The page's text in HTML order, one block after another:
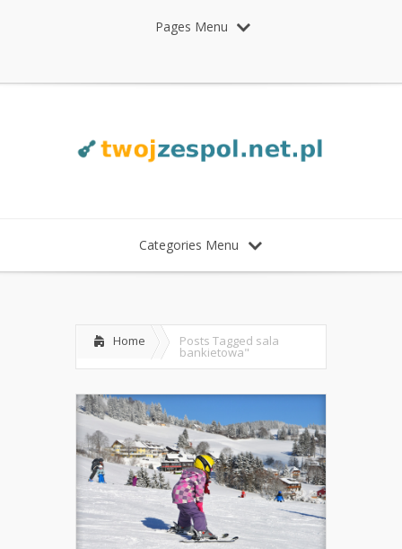
Pages Menu
Categories Menu
Home Posts Tagged sala
bankietowa"